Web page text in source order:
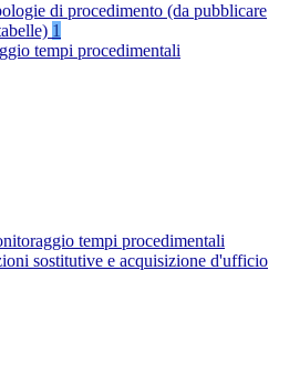
di procedimento (da pubblicare
1
tempi procedimentali
tempi procedimentali
sostitutive e acquisizione d'ufficio